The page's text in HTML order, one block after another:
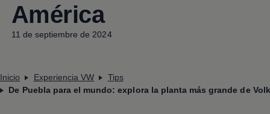
América
11 de septiembre de 2024
Inicio Experiencia VW
Tips
De Puebla para el mundo: explora la planta más grande de